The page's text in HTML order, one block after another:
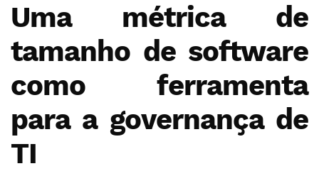
Uma métrica de
tamanho de software
como ferramenta
para a governança de
TI